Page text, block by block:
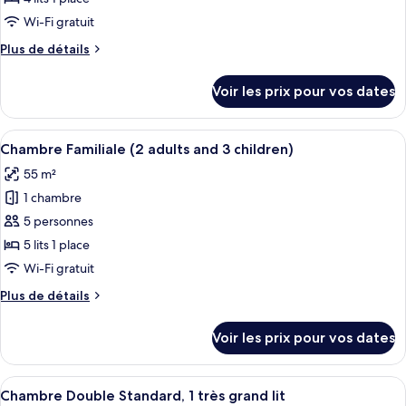
type
chambre :
(2
adults
and
2
children)
Wi-Fi gratuit
Plus de détails
Plus
le
type
de
Chambre
Familiale
(2
adults
and
2
children)
Voir les prix pour vos dates
Afficher
toutes
les
photos
pour
ce
type
chambre :
(2
adults
Une chambre d’hôtel avec deux lits,
4
Chambre Familiale (2 adults and 3 children)
55 m²
1 chambre
5 personnes
5 lits 1 place
Wi-Fi gratuit
Plus de détails
Plus
le
type
de
Voir les prix pour vos dates
Afficher
Matelas Select Comfort, coffres-forts
1
Chambre Double Standard, 1 très grand lit